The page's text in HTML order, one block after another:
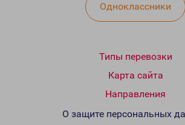
Одноклассники
Типы перевозки
Карта сайта
Направления
О защите персональных